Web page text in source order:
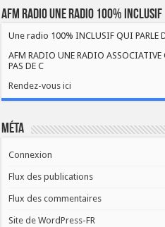
AFM RADIO UNE RADIO 100% INCLUSIF
Une radio 100% INCLUSIF QUI PARLE
AFM RADIO UNE RADIO ASSOCIATIVE
PAS DE C
Rendez-vous ici
Méta
Connexion
Flux des publications
Flux des commentaires
Site de WordPress-FR